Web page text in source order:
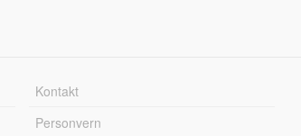
Kontakt
Personvern